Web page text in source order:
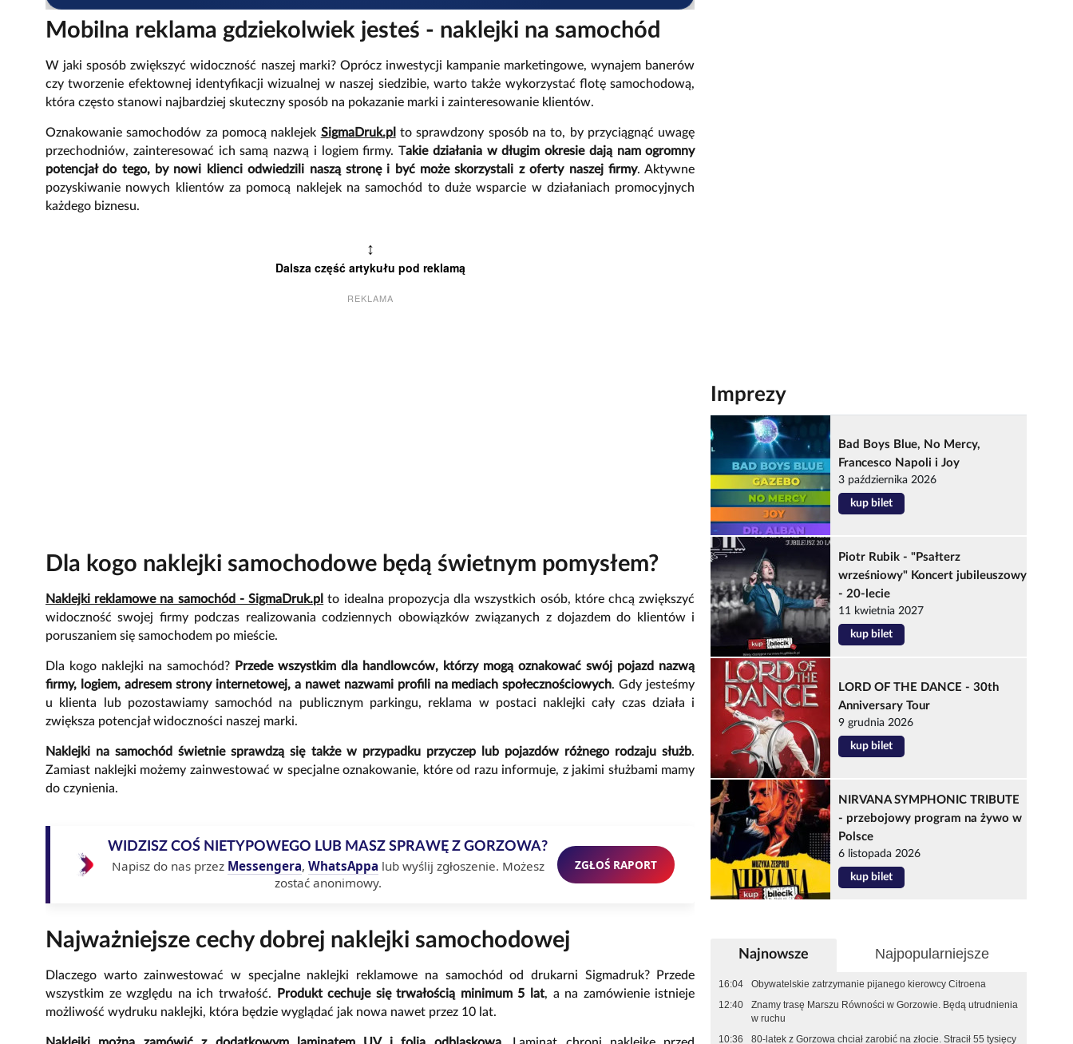
Mobilna reklama gdziekolwiek jesteś - naklejki na samochód
W jaki sposób zwiększyć widoczność naszej marki? Oprócz inwestycji kampanie marketingowe, wynajem banerów
czy tworzenie efektownej identyfikacji wizualnej w naszej siedzibie, warto także wykorzystać flotę samochodową,
która często stanowi najbardziej skuteczny sposób na pokazanie marki i zainteresowanie klientów.
Oznakowanie samochodów za pomocą naklejek SigmaDruk.pl to sprawdzony sposób na to, by przyciągnąć uwagę
przechodniów, zainteresować ich samą nazwą i logiem firmy. Takie działania w długim okresie dają nam ogromny
potencjał do tego, by nowi klienci odwiedzili naszą stronę i być może skorzystali z oferty naszej firmy. Aktywne
pozyskiwanie nowych klientów za pomocą naklejek na samochód to duże wsparcie w działaniach promocyjnych
każdego biznesu.
↕
Dalsza część artykułu pod reklamą
REKLAMA
Dla kogo naklejki samochodowe będą świetnym pomysłem?
Naklejki reklamowe na samochód - SigmaDruk.pl to idealna propozycja dla wszystkich osób, które chcą zwiększyć
widoczność swojej firmy podczas realizowania codziennych obowiązków związanych z dojazdem do klientów i
poruszaniem się samochodem po mieście.
Dla kogo naklejki na samochód? Przede wszystkim dla handlowców, którzy mogą oznakować swój pojazd nazwą
firmy, logiem, adresem strony internetowej, a nawet nazwami profili na mediach społecznościowych. Gdy jesteśmy
u klienta lub pozostawiamy samochód na publicznym parkingu, reklama w postaci naklejki cały czas działa i
zwiększa potencjał widoczności naszej marki.
Naklejki na samochód świetnie sprawdzą się także w przypadku przyczep lub pojazdów różnego rodzaju służb.
Zamiast naklejki możemy zainwestować w specjalne oznakowanie, które od razu informuje, z jakimi służbami mamy
do czynienia.
WIDZISZ COŚ NIETYPOWEGO LUB MASZ SPRAWĘ Z GORZOWA?
Napisz do nas przez Messengera, WhatsAppa lub wyślij zgłoszenie. Możesz
zostać anonimowy.
ZGŁOŚ RAPORT
Najważniejsze cechy dobrej naklejki samochodowej
Dlaczego warto zainwestować w specjalne naklejki reklamowe na samochód od drukarni Sigmadruk? Przede
wszystkim ze względu na ich trwałość.
Produkt cechuje się trwałością minimum 5 lat, a na zamówienie istnieje
możliwość wydruku naklejki, która będzie wyglądać jak nowa nawet przez 10 lat.
Imprezy
Bad Boys Blue, No Mercy,
Francesco Napoli i Joy
3 października 2026
kup bilet
Piotr Rubik - "Psałterz
wrześniowy" Koncert jubileuszowy
- 20-lecie
11 kwietnia 2027
kup bilet
LORD OF THE DANCE - 30th
Anniversary Tour
9 grudnia 2026
kup bilet
NIRVANA SYMPHONIC TRIBUTE
- przebojowy program na żywo w
Polsce
6 listopada 2026
kup bilet
Najnowsze Najpopularniejsze
16:04
Obywatelskie zatrzymanie pijanego kierowcy Citroena
12:40
Znamy trasę Marszu Równości w Gorzowie. Będą utrudnienia
w ruchu
10:36
80-latek z Gorzowa chciał zarobić na złocie. Stracił 55 tysięcy